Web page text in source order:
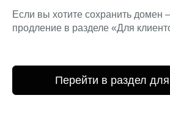
Если вы хотите сохранить домен
продление в разделе «Для
Перейти в раздел